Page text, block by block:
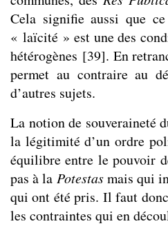
Cela signifie aussi que
« laïcité » est une des
hétérogènes [39]. En
permet au contraire au
d’autres sujets.
La notion de souveraineté
la légitimité d’un ordre
équilibre entre le pouvoir
pas à la Potestasmais qui
qui ont été pris. Il faut
les contraintes qui en